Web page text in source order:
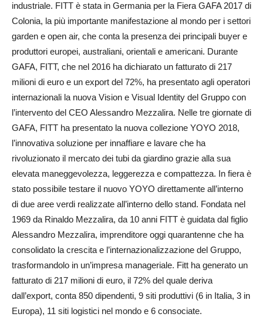
industriale. FITT è stata in Germania per la Fiera GAFA 2017 di
Colonia, la più importante manifestazione al mondo per i settori
garden e open air, che conta la presenza dei principali buyer e
produttori europei, australiani, orientali e americani. Durante
GAFA, FITT, che nel 2016 ha dichiarato un fatturato di 217
milioni di euro e un export del 72%, ha presentato agli operatori
internazionali la nuova Vision e Visual Identity del Gruppo con
l’intervento del CEO Alessandro Mezzalira. Nelle tre giornate di
GAFA, FITT ha presentato la nuova collezione YOYO 2018,
l’innovativa soluzione per innaffiare e lavare che ha
rivoluzionato il mercato dei tubi da giardino grazie alla sua
elevata maneggevolezza, leggerezza e compattezza. In fiera è
stato possibile testare il nuovo YOYO direttamente all’interno
di due aree verdi realizzate all’interno dello stand. Fondata nel
1969 da Rinaldo Mezzalira, da 10 anni FITT è guidata dal figlio
Alessandro Mezzalira, imprenditore oggi quarantenne che ha
consolidato la crescita e l’internazionalizzazione del Gruppo,
trasformandolo in un’impresa manageriale. Fitt ha generato un
fatturato di 217 milioni di euro, il 72% del quale deriva
dall’export, conta 850 dipendenti, 9 siti produttivi (6 in Italia, 3 in
Europa), 11 siti logistici nel mondo e 6 consociate.